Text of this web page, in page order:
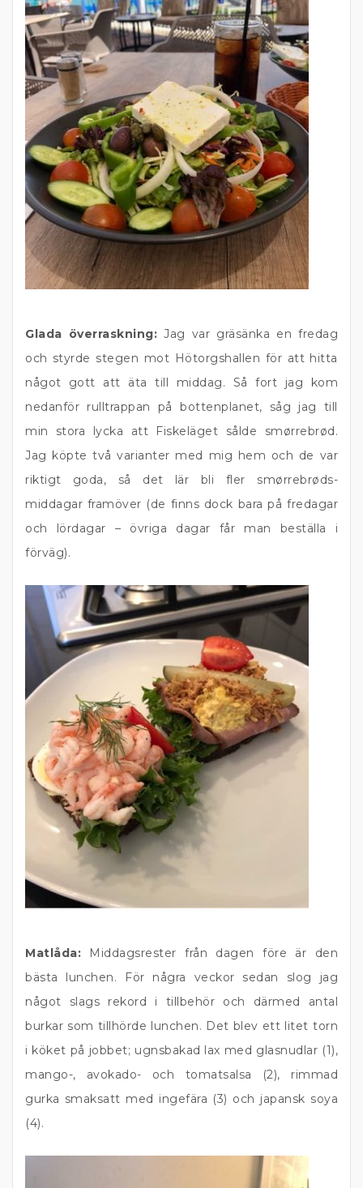
Glada överraskning: Jag var gräsänka en fredag
och styrde stegen mot Hötorgshallen för att hitta
något gott att äta till middag. Så fort jag kom
nedanför rulltrappan på bottenplanet, såg jag till
min stora lycka att Fiskeläget sålde smørrebrød.
Jag köpte två varianter med mig hem och de var
riktigt goda, så det lär bli fler smørrebrøds-
middagar framöver (de finns dock bara på fredagar
och lördagar – övriga dagar får man beställa i
förväg).
Matlåda: Middagsrester från dagen före är den
bästa lunchen. För några veckor sedan slog jag
något slags rekord i tillbehör och därmed antal
burkar som tillhörde lunchen. Det blev ett litet torn
i köket på jobbet; ugnsbakad lax med glasnudlar (1),
mango-, avokado- och tomatsalsa (2), rimmad
gurka smaksatt med ingefära (3) och japansk soya
(4).